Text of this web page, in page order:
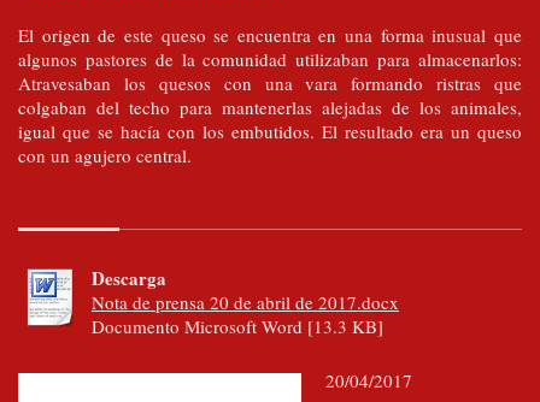
El origen de este queso se encuentra en una forma inusual que
algunos pastores de la comunidad utilizaban para almacenarlos:
Atravesaban los quesos con una vara formando ristras que
colgaban del techo para mantenerlas alejadas de los animales,
igual que se hacía con los embutidos. El resultado era un queso
con un agujero central.
Descarga
Nota de prensa 20 de abril de 2017.docx
Documento Microsoft Word [13.3 KB]
20/04/2017